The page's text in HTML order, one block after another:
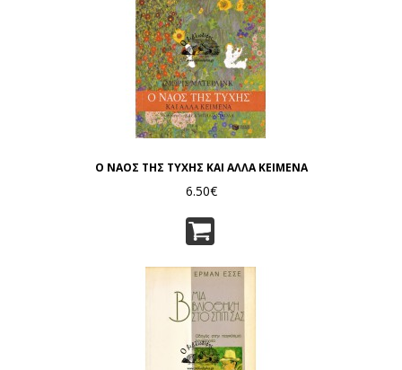
Ο ΝΑΟΣ ΤΗΣ ΤΥΧΗΣ ΚΑΙ ΑΛΛΑ ΚΕΙΜΕΝΑ
6.50€